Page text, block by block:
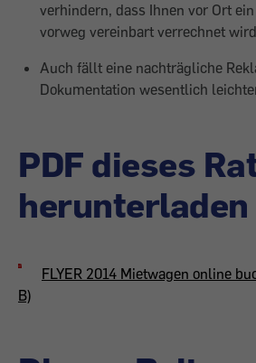
verhindern, dass Ihnen vor Ort
vorweg vereinbart verrechnet
Auch fällt eine nachträgliche
Dokumentation wesentlich
PDF dieses
herunterladen
FLYER 2014 Mietwagen online
B)